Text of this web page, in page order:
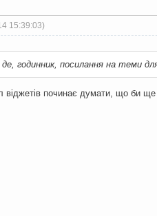
15:39:03)
годинник, посилання на теми
віджетів починає думати, що би